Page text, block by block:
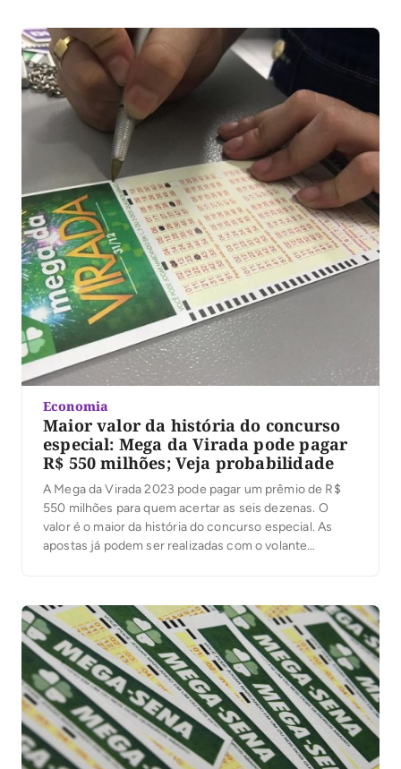
disso sua profissão. Esses jogadores seguem uma […]
Economia
Maior valor da história do concurso
especial: Mega da Virada pode pagar
R$ 550 milhões; Veja probabilidade
A Mega da Virada 2023 pode pagar um prêmio de R$
550 milhões para quem acertar as seis dezenas. O
valor é o maior da história do concurso especial. As
apostas já podem ser realizadas com o volante
Caixa ou acessar o portal Loterias Caixa. O sorteio
ocorrerá no dia […]